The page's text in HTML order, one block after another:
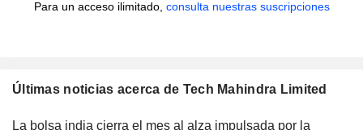
Para un acceso ilimitado, consulta nuestras suscripciones
Últimas noticias acerca de Tech Mahindra Limited
La bolsa india cierra el mes al alza impulsada por la